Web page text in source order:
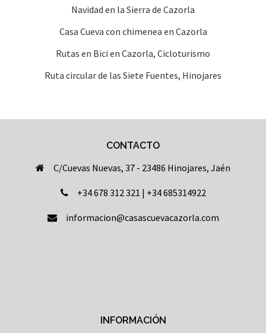
Navidad en la Sierra de Cazorla
Casa Cueva con chimenea en Cazorla
Rutas en Bici en Cazorla, Cicloturismo
Ruta circular de las Siete Fuentes, Hinojares
CONTACTO
C/Cuevas Nuevas, 37 - 23486 Hinojares, Jaén
+34 678 312 321 | +34 685314922
informacion@casascuevacazorla.com
INFORMACIÓN